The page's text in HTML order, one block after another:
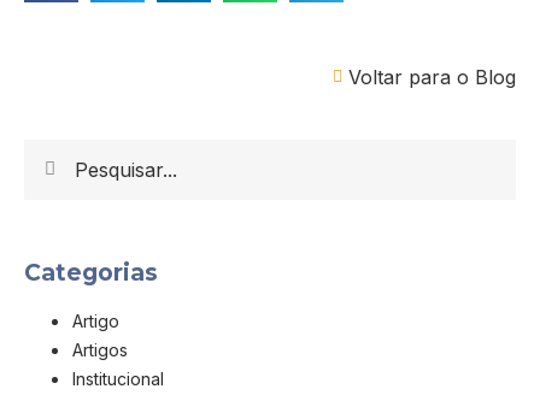
Voltar para o Blog
Categorias
Artigo
Artigos
Institucional